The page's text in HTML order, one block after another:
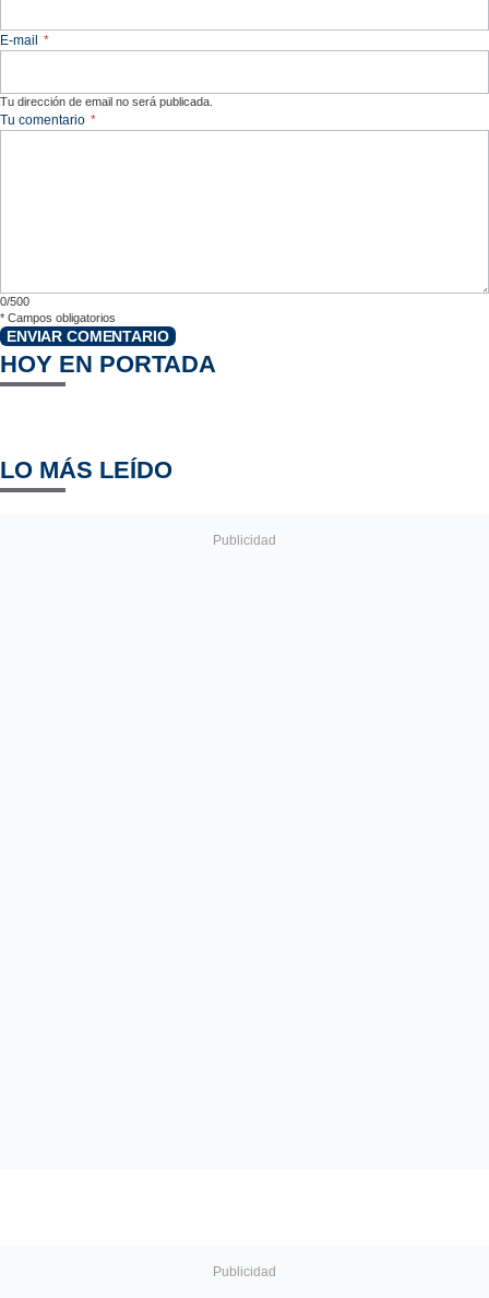
E-mail *
Tu dirección de email no será publicada.
Tu comentario *
0/500
* Campos obligatorios
ENVIAR COMENTARIO
HOY EN PORTADA
LO MÁS LEÍDO